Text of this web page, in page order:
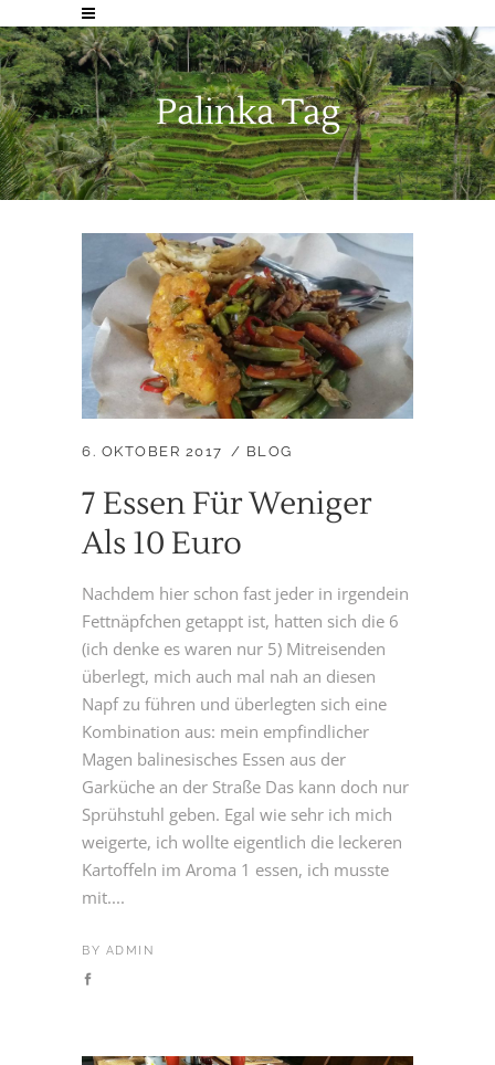
Palinka Tag
6. OKTOBER 2017 BLOG
7 Essen Für Weniger
Als 10 Euro
Nachdem hier schon fast jeder in irgendein
Fettnäpfchen getappt ist, hatten sich die 6
(ich denke es waren nur 5) Mitreisenden
überlegt, mich auch mal nah an diesen
Napf zu führen und überlegten sich eine
Kombination aus: mein empfindlicher
Magen balinesisches Essen aus der
Garküche an der Straße Das kann doch nur
Sprühstuhl geben. Egal wie sehr ich mich
weigerte, ich wollte eigentlich die leckeren
Kartoffeln im Aroma 1 essen, ich musste
mit....
BY ADMIN